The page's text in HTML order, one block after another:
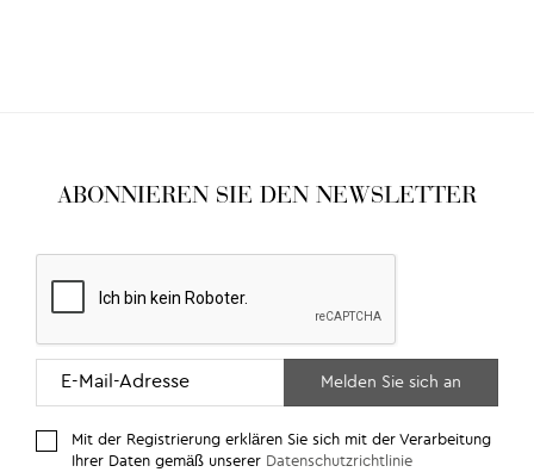
ABONNIEREN SIE DEN NEWSLETTER
Mit der Registrierung erklären Sie sich mit der Verarbeitung
Ihrer Daten gemäß unserer Datenschutzrichtlinie